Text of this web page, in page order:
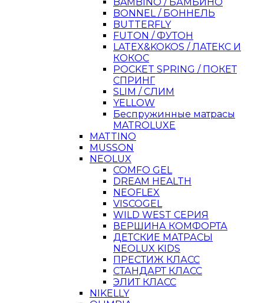
BONNEL / БОННЕЛЬ
BUTTERFLY
FUTON / ФУТОН
LATEX&KOKOS / ЛАТЕКС И
КОКОС
POCKET SPRING / ПОКЕТ
СПРИНГ
SLIM / СЛИМ
YELLOW
Беспружинные матрасы
MATROLUXE
MATTINO
MUSSON
NEOLUX
COMFO GEL
DREAM HEALTH
NEOFLEX
VISCOGEL
WILD WEST СЕРИЯ
ВЕРШИНА КОМФОРТА
ДЕТСКИЕ МАТРАСЫ
NEOLUX KIDS
ПРЕСТИЖ КЛАСС
СТАНДАРТ КЛАСС
ЭЛИТ КЛАСС
NIKELLY